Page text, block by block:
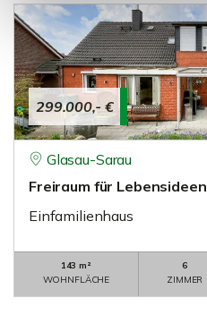
299.000,- €
Glasau-Sarau
Freiraum für Lebensideen
Einfamilienhaus
143 m²
WOHNFLÄCHE
6
ZIMMER